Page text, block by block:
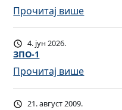
Прочитај више:
З
4. јун 2026.
ЗПО-1
Прочитај више:
З
21. август 2009.